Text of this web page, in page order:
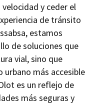
y ceder el
de tránsito
estamos
de soluciones que
vial, sino que
más accesible
es un reflejo de
más seguras y